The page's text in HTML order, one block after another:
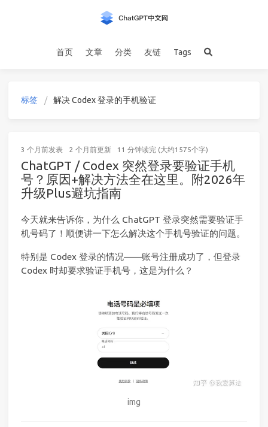
首页 文章 分类 友链 Tags
标签 解决 Codex 登录的手机验证
3 个月前发表 2 个月前更新 11 分钟读完 (大约1575个字)
ChatGPT / Codex 突然登录要验证手机
号？原因+解决方法全在这里。附2026年
升级Plus避坑指南
今天就来告诉你，为什么 ChatGPT 登录突然需要验证手
机号码了！顺便讲一下怎么解决这个手机号验证的问题。
特别是 Codex 登录的情况——账号注册成功了，但登录
Codex 时却要求验证手机号，这是为什么？
img